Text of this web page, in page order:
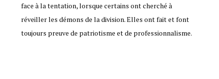
face à la tentation, lorsque certains ont cherché à
réveiller les démons de la division. Elles ont fait et font
toujours preuve de patriotisme et de professionnalisme.